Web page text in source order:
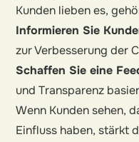
Kunden lieben es,
Informieren Sie
zur Verbesserung der
Schaffen Sie eine
und Transparenz
Wenn Kunden sehen,
Einfluss haben, stärkt